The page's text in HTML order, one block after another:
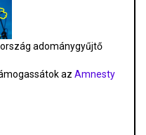
adománygyűjtő
az Amnesty